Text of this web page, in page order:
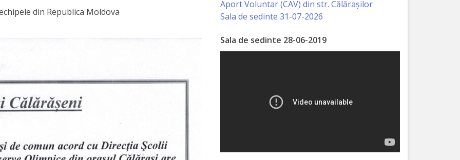
din Republica Moldova
Aport Voluntar (CAV) din str. Călărașilor
Sala de sedinte 31-07-2026
Sala de sedinte 28-06-2019